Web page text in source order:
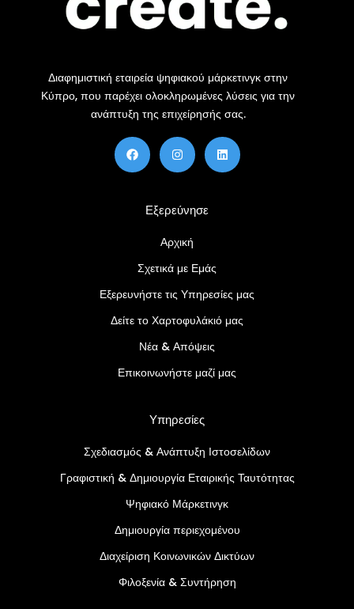
Διαφημιστική εταιρεία ψηφιακού μάρκετινγκ στην
Κύπρο, που παρέχει ολοκληρωμένες λύσεις για την
ανάπτυξη της επιχείρησής σας.
F
a
c
e
Ί
ν
τ
γ
κ
α
μ
Λ
ί
κ
Εξερεύνησε
Αρχική
Σχετικά με Εμάς
Εξερευνήστε τις Υπηρεσίες μας
Δείτε το Χαρτοφυλάκιό μας
Νέα & Απόψεις
Επικοινωνήστε μαζί μας
Υπηρεσίες
Σχεδιασμός & Ανάπτυξη Ιστοσελίδων
Γραφιστική & Δημιουργία Εταιρικής Ταυτότητας
Ψηφιακό Μάρκετινγκ
Δημιουργία περιεχομένου
Διαχείριση Κοινωνικών Δικτύων
Φιλοξενία & Συντήρηση